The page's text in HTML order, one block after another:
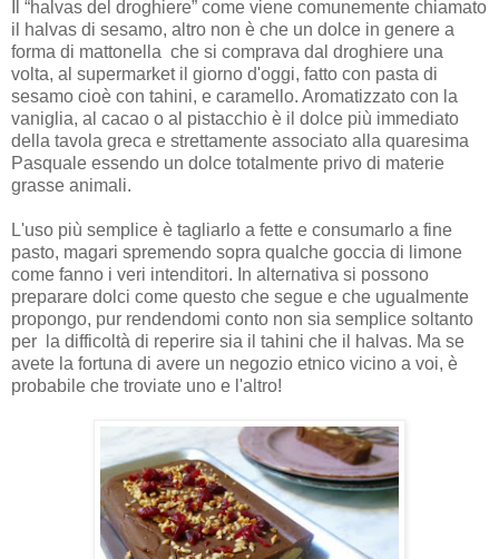
“halvas del droghiere” come viene comunemente chiamato
il halvas di sesamo, altro non è che un dolce in genere a
forma di mattonella che si comprava dal droghiere una
volta, al supermarket il giorno d'oggi, fatto con pasta di
sesamo cioè con tahini, e caramello. Aromatizzato con la
vaniglia, al cacao o al pistacchio è il dolce più immediato
della tavola greca e strettamente associato alla quaresima
Pasquale essendo un dolce totalmente privo di materie
grasse animali.
L'uso più semplice è tagliarlo a fette e consumarlo a fine
pasto, magari spremendo sopra qualche goccia di limone
come fanno i veri intenditori. In alternativa si possono
preparare dolci come questo che segue e che ugualmente
propongo, pur rendendomi conto non sia semplice soltanto
per la difficoltà di reperire sia il tahini che il halvas. Ma se
avete la fortuna di avere un negozio etnico vicino a voi, è
probabile che troviate uno e l'altro!